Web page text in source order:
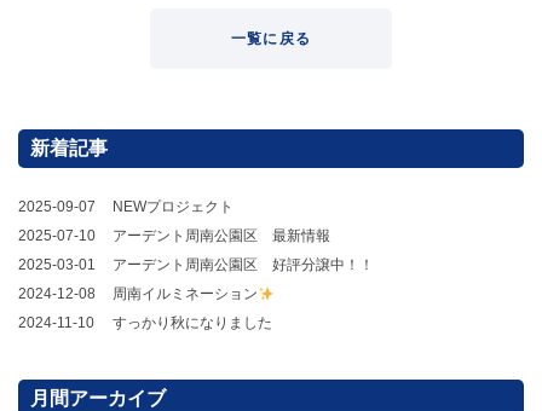
一覧に戻る
新着記事
2025-09-07
NEWプロジェクト
2025-07-10
アーデント周南公園区 最新情報
2025-03-01
アーデント周南公園区 好評分譲中！！
2024-12-08
周南イルミネーション
2024-11-10
すっかり秋になりました
月間アーカイブ